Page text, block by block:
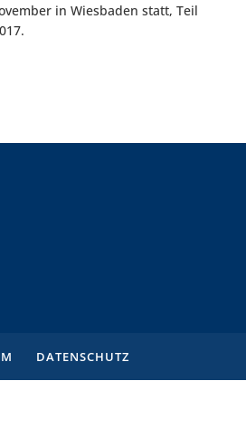
in Wiesbaden statt, Teil
DATENSCHUTZ